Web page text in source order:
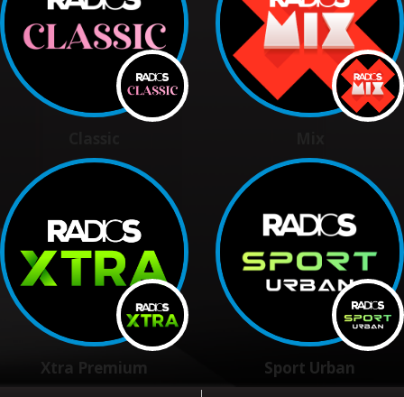
Xtra Premium Sport Urban